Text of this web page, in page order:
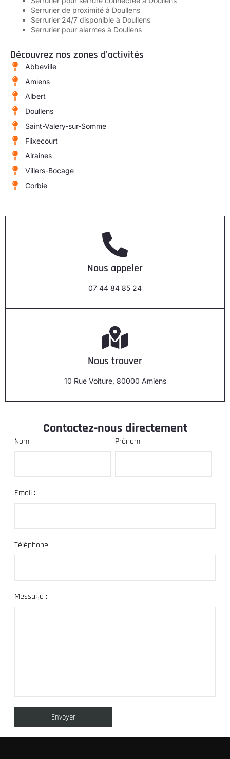
Serrurier de proximité à Doullens
Serrurier 24/7 disponible à Doullens
Serrurier pour alarmes à Doullens
Découvrez nos zones d'activités
Abbeville
Amiens
Albert
Doullens
Saint-Valery-sur-Somme
Flixecourt
Airaines
Villers-Bocage
Corbie
Nous appeler
07 44 84 85 24
Nous trouver
10 Rue Voiture, 80000 Amiens
Contactez-nous directement
Nom : Prénom :
Email :
Téléphone :
Message :